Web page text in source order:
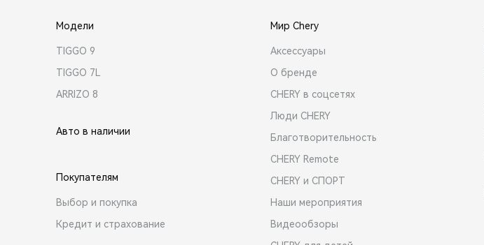
Модели
TIGGO 9
TIGGO 7L
ARRIZO 8
Авто в наличии
Покупателям
Выбор и покупка
Кредит и страхование
Мир Chery
Аксессуары
О бренде
CHERY в соцсетях
Люди CHERY
Благотворительность
CHERY Remote
CHERY и СПОРТ
Наши мероприятия
Видеообзоры